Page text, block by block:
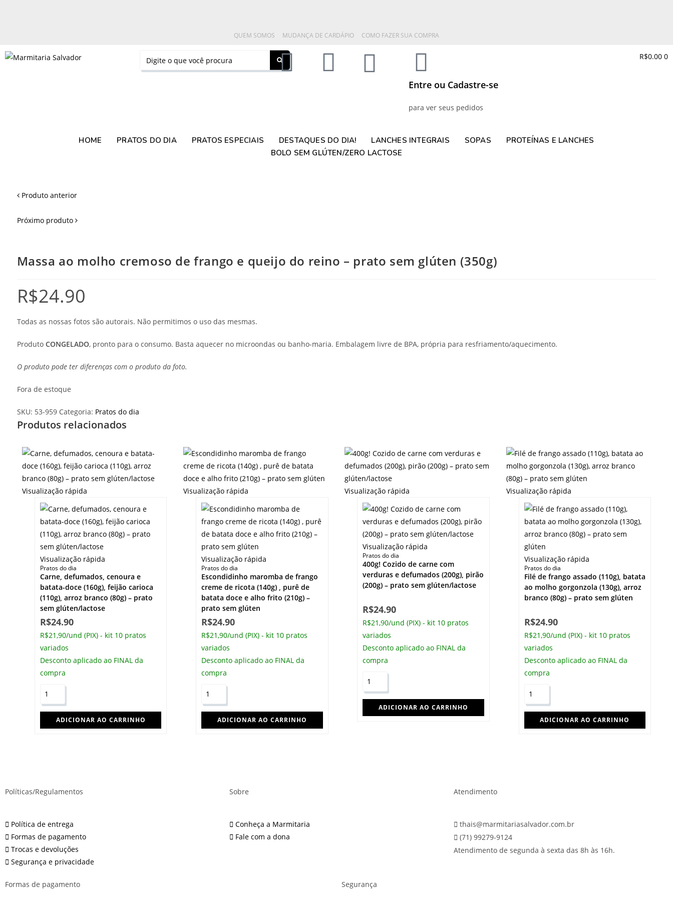
QUEM SOMOS MUDANÇA DE CARDÁPIO COMO FAZER SUA COMPRA
Entre ou Cadastre-se
para ver seus pedidos
R$0.00 0
HOME PRATOS DO DIA PRATOS ESPECIAIS DESTAQUES DO DIA! LANCHES INTEGRAIS SOPAS
PROTEÍNAS E LANCHES
BOLO SEM GLÚTEN/ZERO LACTOSE
Produto anterior
Próximo produto
Massa ao molho cremoso de frango e queijo do reino – prato sem glúten (350g)
R$24.90
Todas as nossas fotos são autorais. Não permitimos o uso das mesmas.
Produto CONGELADO, pronto para o consumo. Basta aquecer no microondas ou banho-maria. Embalagem livre de BPA, própria para resfriamento/aquecimento.
O produto pode ter diferenças com o produto da foto.
Fora de estoque
SKU: 53-959 Categoria: Pratos do dia
Produtos relacionados
Visualização rápida
Visualização rápida
Pratos do dia
Carne, defumados, cenoura e
batata-doce (160g), feijão carioca
(110g), arroz branco (80g) – prato
sem glúten/lactose
R$24.90
R$21,90/und (PIX) - kit 10 pratos
variados
Desconto aplicado ao FINAL da
compra
ADICIONAR AO CARRINHO
Visualização rápida
Visualização rápida
Pratos do dia
Escondidinho maromba de frango
creme de ricota (140g) , purê de
batata doce e alho frito (210g) –
prato sem glúten
R$24.90
R$21,90/und (PIX) - kit 10 pratos
variados
Desconto aplicado ao FINAL da
compra
ADICIONAR AO CARRINHO
Visualização rápida
Visualização rápida
Pratos do dia
400g! Cozido de carne com
verduras e defumados (200g), pirão
(200g) – prato sem glúten/lactose
R$24.90
R$21,90/und (PIX) - kit 10 pratos
variados
Desconto aplicado ao FINAL da
compra
ADICIONAR AO CARRINHO
Visualização rápida
Visualização rápida
Pratos do dia
Filé de frango assado (110g), batata
ao molho gorgonzola (130g), arroz
branco (80g) – prato sem glúten
R$24.90
R$21,90/und (PIX) - kit 10 pratos
variados
Desconto aplicado ao FINAL da
compra
ADICIONAR AO CARRINHO
Políticas/Regulamentos
Política de entrega
Formas de pagamento
Trocas e devoluções
Segurança e privacidade
Sobre
Conheça a Marmitaria
Fale com a dona
Atendimento
thais@marmitariasalvador.com.br
(71) 99279-9124
Atendimento de segunda à sexta das 8h às 16h.
Formas de pagamento Segurança